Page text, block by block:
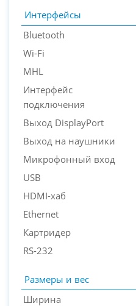
Интерфейсы
Bluetooth
Wi-Fi
MHL
Интерфейс
подключения
Выход DisplayPort
Выход на наушники
Микрофонный вход
USB
HDMI-хаб
Ethernet
Картридер
RS-232
Размеры и вес
Ширина